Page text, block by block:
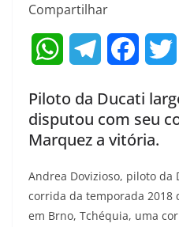
Compartilhar
W
a
t
s
l
e
g
r
c
e
b
i
Piloto da Ducati
disputou com seu
Marquez a vitória.
Andrea Dovizioso, piloto da
corrida da temporada 2018
em Brno, Tchéquia, uma